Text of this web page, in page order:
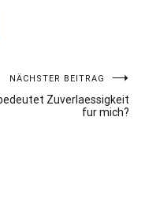
NÄCHSTER BEITRAG
Zuverlaessigkeit
fur mich?